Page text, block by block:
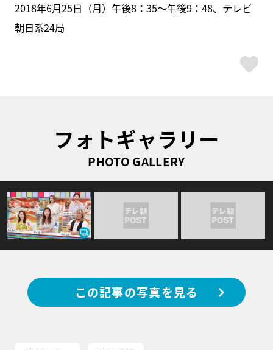
2018年6月25日（月）午後8：35～午後9：48、テレビ
朝日系24局
フォトギャラリー
PHOTO GALLERY
この記事の写真を見る